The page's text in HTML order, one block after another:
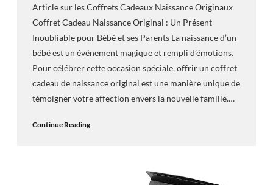
Article sur les Coffrets Cadeaux Naissance Originaux
Coffret Cadeau Naissance Original : Un Présent
Inoubliable pour Bébé et ses Parents La naissance d’un
bébé est un événement magique et rempli d’émotions.
Pour célébrer cette occasion spéciale, offrir un coffret
cadeau de naissance original est une manière unique de
témoigner votre affection envers la nouvelle famille.…
Continue Reading